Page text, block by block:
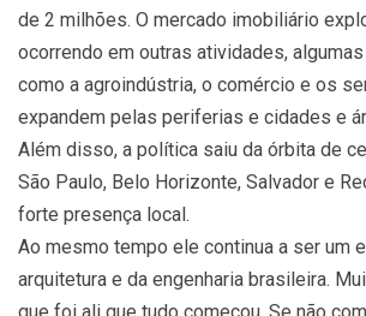
de 2 milhões. O mercado imobiliário
ocorrendo em outras atividades,
como a agroindústria, o comércio e os
expandem pelas periferias e cidades e
Além disso, a política saiu da órbita de
São Paulo, Belo Horizonte, Salvador e
forte presença local.
Ao mesmo tempo ele continua a ser um
arquitetura e da engenharia brasileira.